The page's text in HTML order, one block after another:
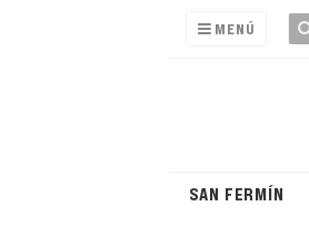
MENÚ
SAN FERMÍN